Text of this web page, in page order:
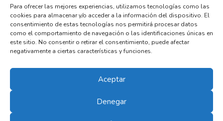
Para ofrecer las mejores experiencias, utilizamos tecnologías como las
cookies para almacenar y/o acceder a la información del dispositivo. El
consentimiento de estas tecnologías nos permitirá procesar datos
como el comportamiento de navegación o las identificaciones únicas en
este sitio. No consentir o retirar el consentimiento, puede afectar
negativamente a ciertas características y funciones.
Aceptar
Denegar
nulidad, el divorcio o la separación matrimonial
si, fallecido el testador, no ha modificado el...
ACTUALIDAD POR ÁREAS
ACTUALIDAD